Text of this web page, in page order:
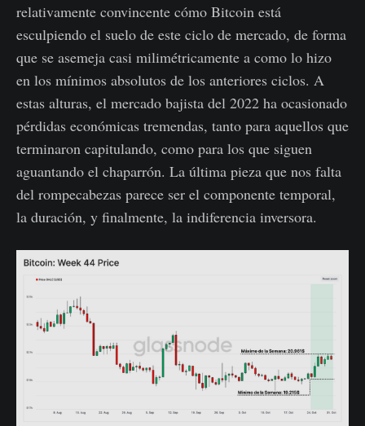
relativamente convincente cómo Bitcoin está
esculpiendo el suelo de este ciclo de mercado, de forma
que se asemeja casi milimétricamente a como lo hizo
en los mínimos absolutos de los anteriores ciclos. A
estas alturas, el mercado bajista del 2022 ha ocasionado
pérdidas económicas tremendas, tanto para aquellos que
terminaron capitulando, como para los que siguen
aguantando el chaparrón. La última pieza que nos falta
del rompecabezas parece ser el componente temporal,
la duración, y finalmente, la indiferencia inversora.